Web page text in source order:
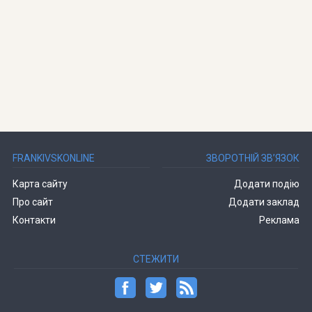
FRANKIVSKONLINE
Карта сайту
Про сайт
Контакти
ЗВОРОТНІЙ ЗВ’ЯЗОК
Додати подію
Додати заклад
Реклама
СТЕЖИТИ